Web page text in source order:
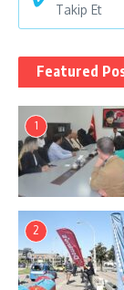
Takip Et
Featured
1
2